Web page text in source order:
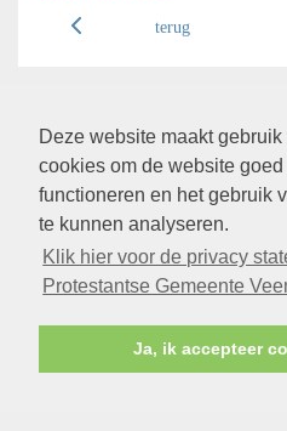
Deze website maakt
cookies om de website goed
functioneren en het gebruik
te kunnen analyseren.
Klik hier voor de privacy
Protestantse Gemeente
Ja, ik accepteer
terug